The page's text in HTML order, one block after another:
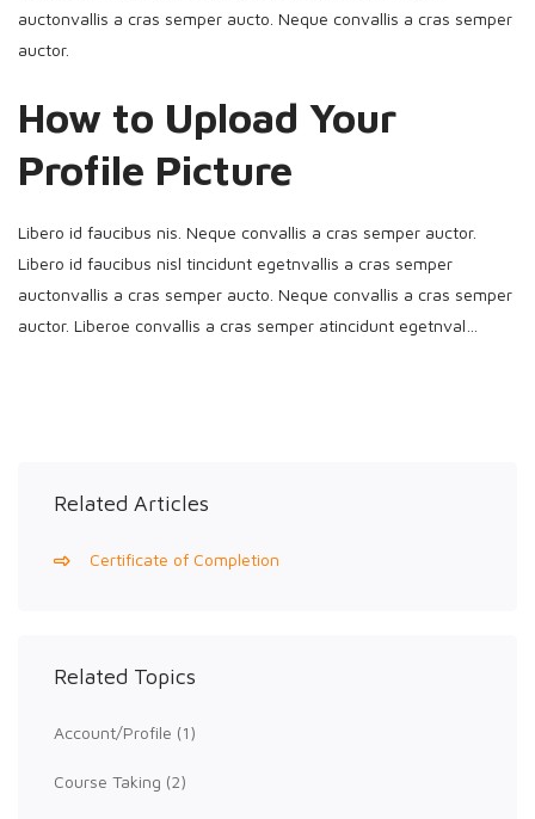
auctonvallis a cras semper aucto. Neque convallis a cras semper
auctor.
How to Upload Your
Profile Picture
Libero id faucibus nis. Neque convallis a cras semper auctor.
Libero id faucibus nisl tincidunt egetnvallis a cras semper
auctonvallis a cras semper aucto. Neque convallis a cras semper
auctor. Liberoe convallis a cras semper atincidunt egetnval…
Related Articles
Certificate of Completion
Related Topics
Account/Profile (1)
Course Taking (2)